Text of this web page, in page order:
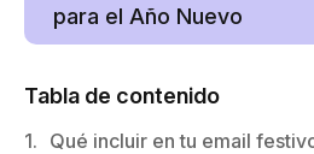
para el Año Nuevo
Tabla de contenido
1. Qué incluir en tu email